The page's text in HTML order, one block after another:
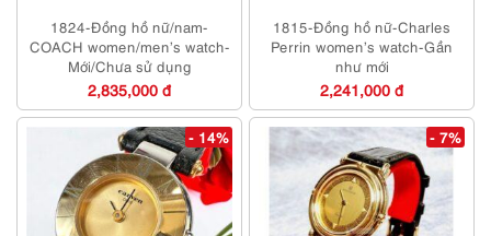
1824-Đồng hồ nữ/nam-
COACH women/men’s watch-
Mới/Chưa sử dụng
2,835,000 đ
1815-Đồng hồ nữ-Charles
Perrin women’s watch-Gần
như mới
2,241,000 đ
- 14% - 7%